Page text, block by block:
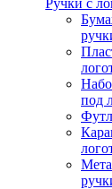
Ручки с
под